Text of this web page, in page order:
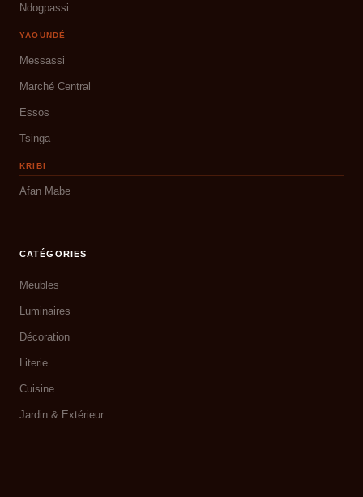
Ndogpassi
YAOUNDÉ
Messassi
Marché Central
Essos
Tsinga
KRIBI
Afan Mabe
CATÉGORIES
Meubles
Luminaires
Décoration
Literie
Cuisine
Jardin & Extérieur